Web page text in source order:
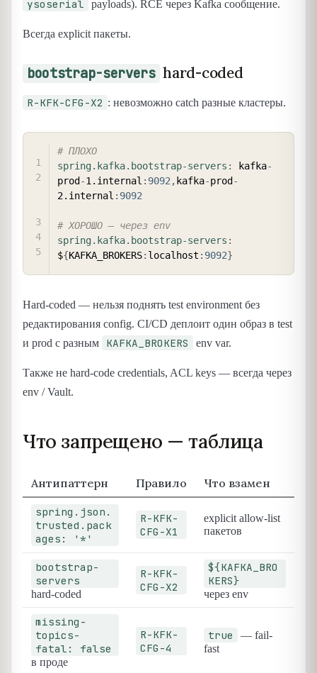
ysoserial payloads). RCE через Kafka сообщение.
Всегда explicit пакеты.
bootstrap-servers hard-coded
R-KFK-CFG-X2 : невозможно catch разные кластеры.
# ПЛОХО
spring.kafka.bootstrap-servers : kafka-
prod -1.internal : 9092 , kafka-prod -
2.internal : 9092
# ХОРОШО — через env
spring.kafka.bootstrap-servers :
${KAFKA_BROKERS: localhost : 9092}
Hard-coded — нельзя поднять test environment без
редактирования config. CI/CD деплоит один образ в test
и prod с разным
KAFKA_BROKERS env var.
Также не hard-code credentials, ACL keys — всегда через
env / Vault.
Что запрещено — таблица
Антипаттерн Правило Что взамен
spring.json.
trusted.pack
ages: '*'
R-KFK-
CFG-X1
explicit allow-list
пакетов
bootstrap-
servers
hard-coded
R-KFK-
CFG-X2
${KAFKA_BRO
KERS}
через env
missing-
topics-
fatal: false
в проде
R-KFK-
CFG-4
true
— fail-
fast